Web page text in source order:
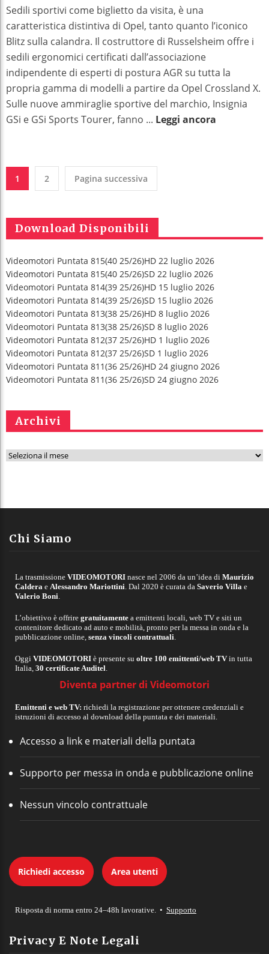
Sedili sportivi come biglietto da visita, è una
caratteristica distintiva di Opel, tanto quanto l’iconico
Blitz sulla calandra. Il costruttore di Russelsheim offre i
sedili ergonomici certificati dall’associazione
indipendente di esperti di postura AGR su tutta la
propria gamma di modelli a partire da Opel Crossland X.
Sulle nuove ammiraglie sportive del marchio, Insignia
GSi e GSi Sports Tourer, fanno ... Leggi ancora
1 2 Pagina successiva
Download Disponibili
Videomotori Puntata 815(40 25/26)HD 22 luglio 2026
Videomotori Puntata 815(40 25/26)SD 22 luglio 2026
Videomotori Puntata 814(39 25/26)HD 15 luglio 2026
Videomotori Puntata 814(39 25/26)SD 15 luglio 2026
Videomotori Puntata 813(38 25/26)HD 8 luglio 2026
Videomotori Puntata 813(38 25/26)SD 8 luglio 2026
Videomotori Puntata 812(37 25/26)HD 1 luglio 2026
Videomotori Puntata 812(37 25/26)SD 1 luglio 2026
Videomotori Puntata 811(36 25/26)HD 24 giugno 2026
Videomotori Puntata 811(36 25/26)SD 24 giugno 2026
Archivi
A
vChi Siamo
La trasmissione VIDEOMOTORI nasce nel 2006 da un’idea di Maurizio
Caldera e Alessandro Mariottini. Dal 2020 è curata da Saverio Villa e
Valerio Boni.
L’obiettivo è offrire gratuitamente a emittenti locali, web TV e siti un
contenitore dedicato ad auto e mobilità, pronto per la messa in onda e la
pubblicazione online, senza vincoli contrattuali.
Oggi VIDEOMOTORI è presente su oltre 100 emittenti/web TVin tutta
Italia, 30 certificate Auditel.
Diventa partner di Videomotori
Emittenti e web TV: richiedi la registrazione per ottenere credenziali e
istruzioni di accesso al download della puntata e dei materiali.
Accesso a link e materiali della puntata
Supporto per messa in onda e pubblicazione online
Nessun vincolo contrattuale
Richiedi accesso Area utenti
Risposta di norma entro 24–48h lavorative. • Supporto
Privacy E Note Legali